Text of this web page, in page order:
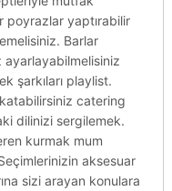
poyrazlar yaptırabilir
Barlar
ayarlayabilmelisiniz
şarkıları playlist.
catering
dilinizi sergilemek.
kurmak mum
aksesuar
sizi arayan konulara